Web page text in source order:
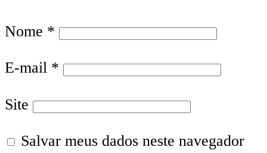
Nome *
E-mail *
Site
Salvar meus dados neste navegador